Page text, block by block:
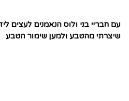
עם חבריי בני ולוס הנאמנים לעצים
שיצרתי מהטבע ולמען שימור הטבע